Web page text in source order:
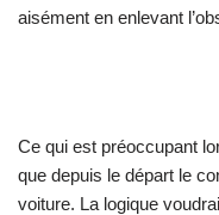
aisément en enlevant
Ce qui est préoccupant
que depuis le départ le
voiture. La logique